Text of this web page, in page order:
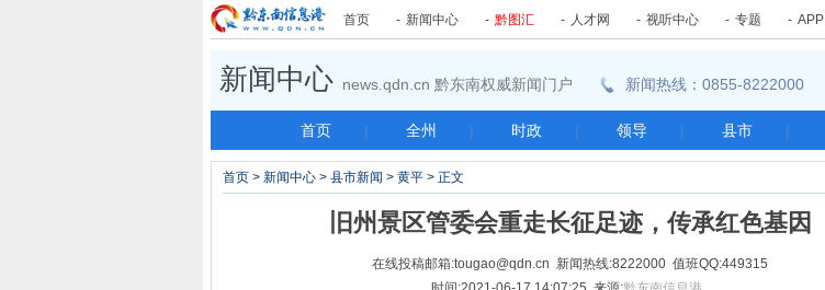
首页 - 新闻中心 - 黔图汇 - 人才网 - 视听中心 - 专题 - APP
新闻中心 news.qdn.cn 黔东南权威新闻门户 新闻热线：0855-8222000
首页 | 全州 | 时政 | 领导 | 县市 |
首页 > 新闻中心 > 县市新闻 > 黄平 > 正文
旧州景区管委会重走长征足迹，传承红色基因
在线投稿邮箱:tougao@qdn.cn 新闻热线:8222000 值班QQ:449315